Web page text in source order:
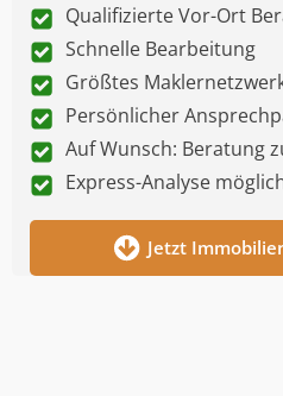
Qualifizierte Vor-Ort
Schnelle Bearbeitung
Größtes
Persönlicher
Auf Wunsch: Beratung
Express-Analyse
Jetzt